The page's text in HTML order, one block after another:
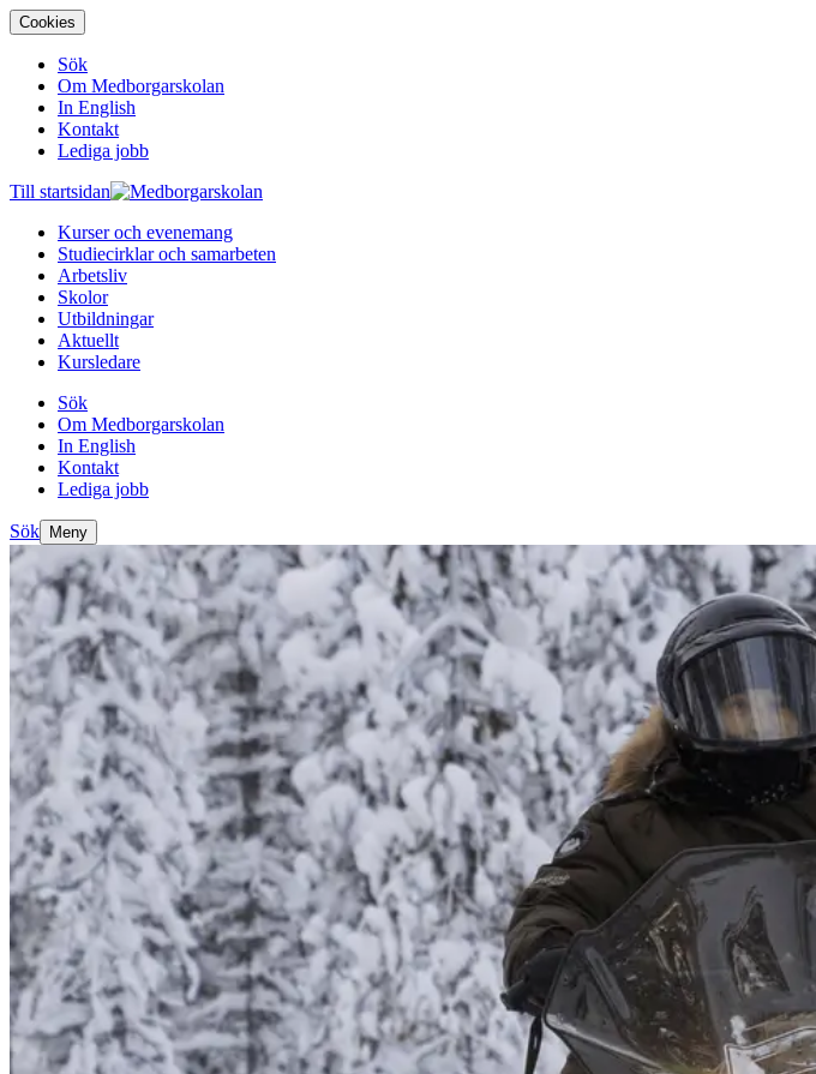
Cookies
Sök
Om Medborgarskolan
In English
Kontakt
Lediga jobb
Till startsidan
Kurser och evenemang
Studiecirklar och samarbeten
Arbetsliv
Skolor
Utbildningar
Aktuellt
Kursledare
Sök
Om Medborgarskolan
In English
Kontakt
Lediga jobb
Sök Meny